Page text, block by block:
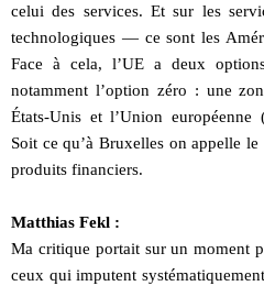
celui des services. Et sur les
technologiques — ce sont les
Face à cela, l’UE a deux
notamment l’option zéro : une
États-Unis et l’Union
Soit ce qu’à Bruxelles on appelle le
produits financiers.
Matthias Fekl :
Ma critique portait sur un moment
ceux qui imputent